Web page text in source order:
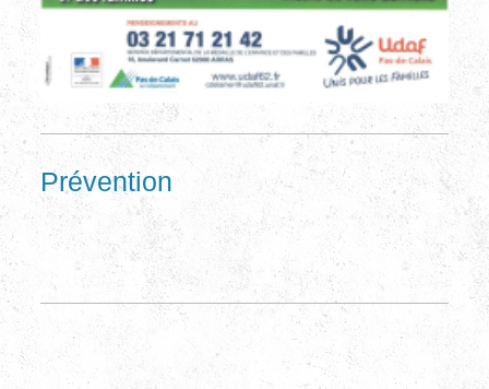
Prévention